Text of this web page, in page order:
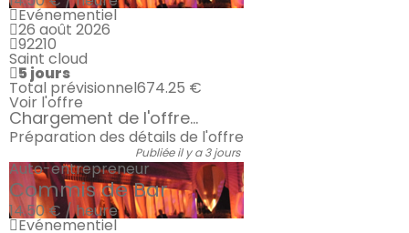
Evénementiel
26 août 2026
92210
Saint cloud
5 jours
Total prévisionnel674.25 €
Voir l'offre
Chargement de l'offre...
Préparation des détails de l'offre
Publiée il y a 3 jours
Auto-entrepreneur
Commis de Bar
14.50 € / heure
Evénementiel